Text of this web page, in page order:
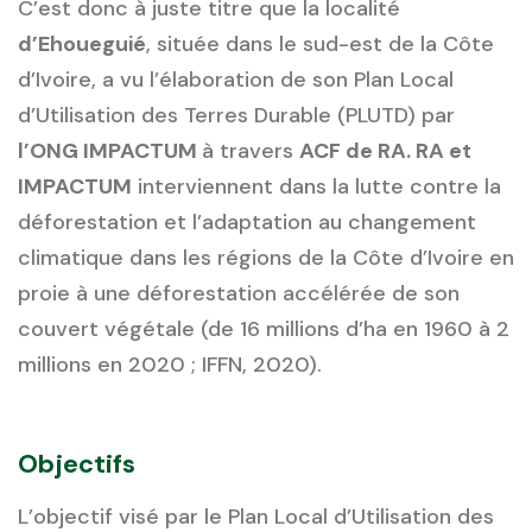
C’est donc à juste titre que la localité
d’Ehoueguié, située dans le sud-est de la Côte
d’Ivoire, a vu l’élaboration de son Plan Local
d’Utilisation des Terres Durable (PLUTD) par
l’ONG IMPACTUM à travers ACF de RA. RA et
IMPACTUM interviennent dans la lutte contre la
déforestation et l’adaptation au changement
climatique dans les régions de la Côte d’Ivoire en
proie à une déforestation accélérée de son
couvert végétale (de 16 millions d’ha en 1960 à 2
millions en 2020 ; IFFN, 2020).
Objectifs
L’objectif visé par le Plan Local d’Utilisation des